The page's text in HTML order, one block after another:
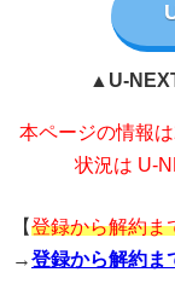
▲U-
本ページの情報
状況は U-
【登録から解約ま
→登録から解約ま